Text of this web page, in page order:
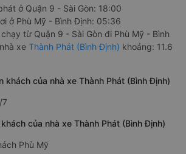
ở Quận 9 - Sài Gòn: 18:00
ở Phù Mỹ - Bình Định: 05:36
từ Quận 9 - Sài Gòn đi Phù Mỹ - Bình
xe Thành Phát (Bình Định) khoảng: 11.6
khách của nhà xe Thành Phát (Bình Định)
7
của nhà xe Thành Phát (Bình Định)
Phù Mỹ